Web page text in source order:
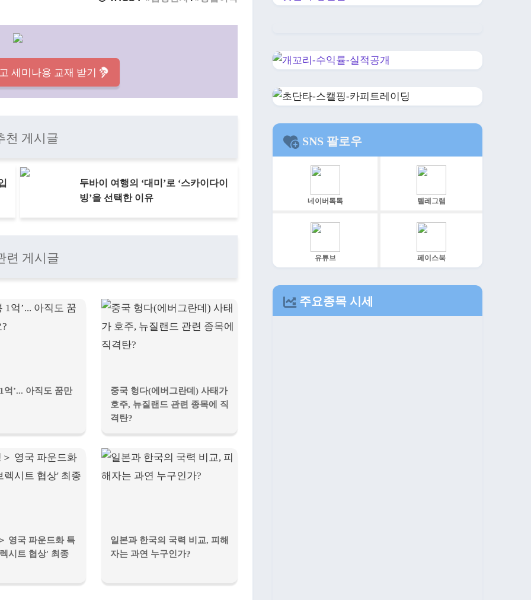
세미나용 교재 받기
천 게시글
두바이 여행의 ‘대미’로 ‘스카이다이
빙’을 선택한 이유
련 게시글
억’... 아직도 꿈만
중국 헝다(에버그란데) 사태가
호주, 뉴질랜드 관련 종목에 직
격탄?
영국 파운드화 특
시트 협상' 최종
일본과 한국의 국력 비교, 피해
자는 과연 누구인가?
SNS 팔로우
네이버톡톡 텔레그램
유튜브 페이스북
주요종목 시세